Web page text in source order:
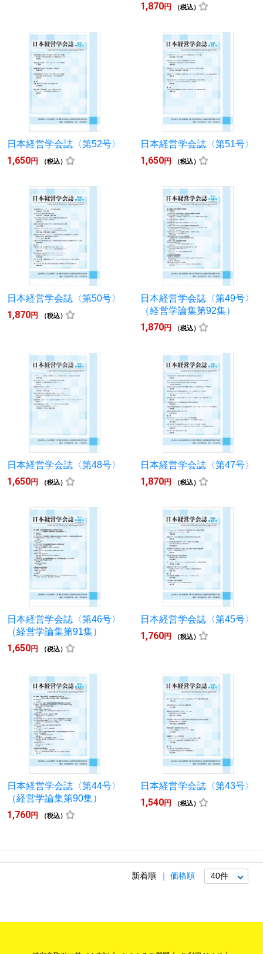
1,870円 （税込）
日本経営学会誌〈第52号〉
1,650円 （税込）
日本経営学会誌〈第51号〉
1,650円 （税込）
日本経営学会誌〈第50号〉
1,870円 （税込）
日本経営学会誌〈第49号〉
（経営学論集第92集）
1,870円 （税込）
日本経営学会誌〈第48号〉
1,650円 （税込）
日本経営学会誌〈第47号〉
1,870円 （税込）
日本経営学会誌〈第46号〉
（経営学論集第91集）
1,650円 （税込）
日本経営学会誌〈第45号〉
1,760円 （税込）
日本経営学会誌〈第44号〉
（経営学論集第90集）
1,760円 （税込）
日本経営学会誌〈第43号〉
1,540円 （税込）
新着順 価格順